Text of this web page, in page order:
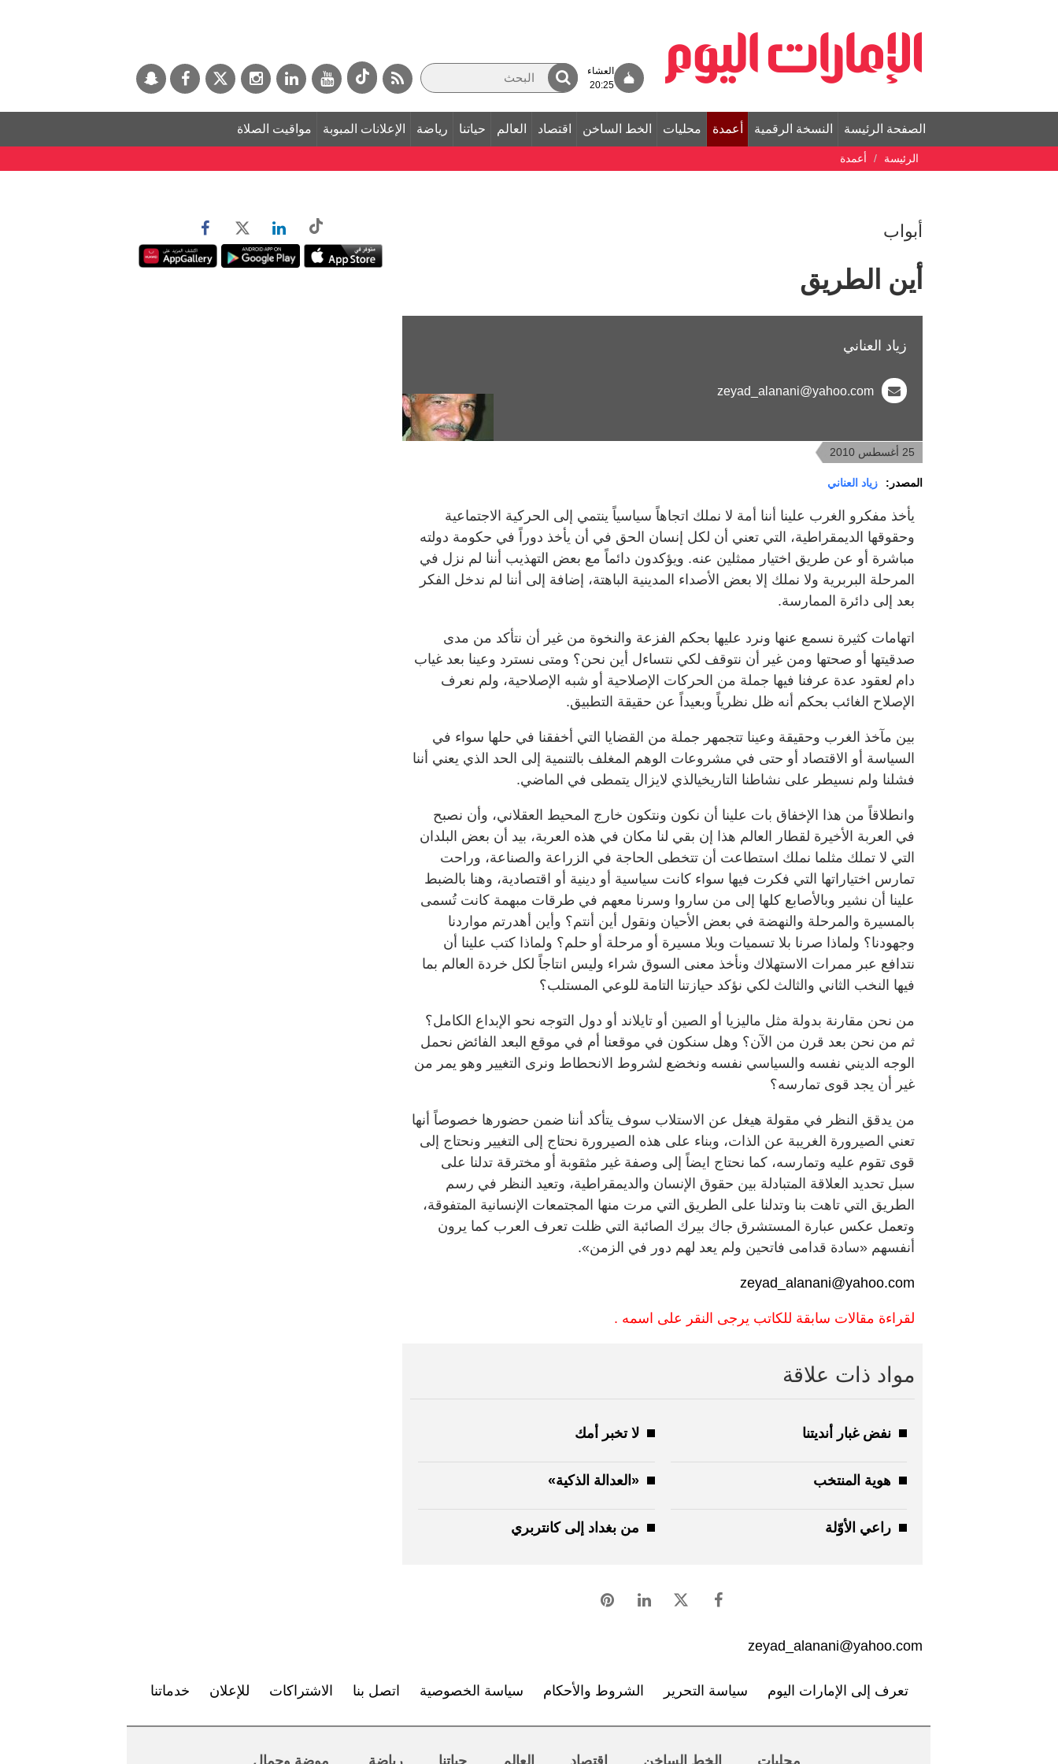
العشاء
20:25
الصفحة الرئيسة النسخة الرقمية أعمدة محليات الخط الساخن اقتصاد العالم حياتنا رياضة الإعلانات المبوبة مواقيت الصلاة
الرئيسة أعمدة
أبواب
أين الطريق
زياد العناني
zeyad_alanani@yahoo.com
25 أغسطس 2010
المصدر: زياد العناني
يأخذ مفكرو الغرب علينا أننا أمة لا نملك اتجاهاً سياسياً ينتمي إلى الحركية الاجتماعية
وحقوقها الديمقراطية، التي تعني أن لكل إنسان الحق في أن يأخذ دوراً في حكومة دولته
مباشرة أو عن طريق اختيار ممثلين عنه. ويؤكدون دائماً مع بعض التهذيب أننا لم نزل في
المرحلة البربرية ولا نملك إلا بعض الأصداء المدينية الباهتة، إضافة إلى أننا لم ندخل الفكر
بعد إلى دائرة الممارسة.
اتهامات كثيرة نسمع عنها ونرد عليها بحكم الفزعة والنخوة من غير أن نتأكد من مدى
صدقيتها أو صحتها ومن غير أن نتوقف لكي نتساءل أين نحن؟ ومتى نسترد وعينا بعد غياب
دام لعقود عدة عرفنا فيها جملة من الحركات الإصلاحية أو شبه الإصلاحية، ولم نعرف
الإصلاح الغائب بحكم أنه ظل نظرياً وبعيداً عن حقيقة التطبيق.
بين مآخذ الغرب وحقيقة وعينا تتجمهر جملة من القضايا التي أخفقنا في حلها سواء في
السياسة أو الاقتصاد أو حتى في مشروعات الوهم المغلف بالتنمية إلى الحد الذي يعني أننا
فشلنا ولم نسيطر على نشاطنا التاريخيالذي لايزال يتمطى في الماضي.
وانطلاقاً من هذا الإخفاق بات علينا أن نكون ونتكون خارج المحيط العقلاني، وأن نصبح
في العربة الأخيرة لقطار العالم هذا إن بقي لنا مكان في هذه العربة، بيد أن بعض البلدان
التي لا تملك مثلما نملك استطاعت أن تتخطى الحاجة في الزراعة والصناعة، وراحت
تمارس اختياراتها التي فكرت فيها سواء كانت سياسية أو دينية أو اقتصادية، وهنا بالضبط
علينا أن نشير وبالأصابع كلها إلى من ساروا وسرنا معهم في طرقات مبهمة كانت تُسمى
بالمسيرة والمرحلة والنهضة في بعض الأحيان ونقول أين أنتم؟ وأين أهدرتم مواردنا
وجهودنا؟ ولماذا صرنا بلا تسميات وبلا مسيرة أو مرحلة أو حلم؟ ولماذا كتب علينا أن
نتدافع عبر ممرات الاستهلاك ونأخذ معنى السوق شراء وليس انتاجاً لكل خردة العالم بما
فيها النخب الثاني والثالث لكي نؤكد حيازتنا التامة للوعي المستلب؟
من نحن مقارنة بدولة مثل ماليزيا أو الصين أو تايلاند أو دول التوجه نحو الإبداع الكامل؟
ثم من نحن بعد قرن من الآن؟ وهل سنكون في موقعنا أم في موقع البعد الفائض نحمل
الوجه الديني نفسه والسياسي نفسه ونخضع لشروط الانحطاط ونرى التغيير وهو يمر من
غير أن يجد قوى تمارسه؟
من يدقق النظر في مقولة هيغل عن الاستلاب سوف يتأكد أننا ضمن حضورها خصوصاً أنها
تعني الصيرورة الغريبة عن الذات، وبناء على هذه الصيرورة نحتاج إلى التغيير ونحتاج إلى
قوى تقوم عليه وتمارسه، كما نحتاج ايضاً إلى وصفة غير مثقوبة أو مخترقة تدلنا على
سبل تحديد العلاقة المتبادلة بين حقوق الإنسان والديمقراطية، وتعيد النظر في رسم
الطريق التي تاهت بنا وتدلنا على الطريق التي مرت منها المجتمعات الإنسانية المتفوقة،
وتعمل عكس عبارة المستشرق جاك بيرك الصائبة التي ظلت تعرف العرب كما يرون
أنفسهم «سادة قدامى فاتحين ولم يعد لهم دور في الزمن».
zeyad_alanani@yahoo.com
لقراءة مقالات سابقة للكاتب يرجى النقر على اسمه .
مواد ذات علاقة
نفض غبار أنديتنا لا تخبر أمك
هوية المنتخب «العدالة الذكية»
راعي الأوّلة من بغداد إلى كانتربري
zeyad_alanani@yahoo.com
تعرف إلى الإمارات اليوم سياسة التحرير الشروط والأحكام سياسة الخصوصية اتصل بنا الاشتراكات للإعلان خدماتنا
محليات الخط الساخن اقتصاد العالم حياتنا رياضة موضة وجمال